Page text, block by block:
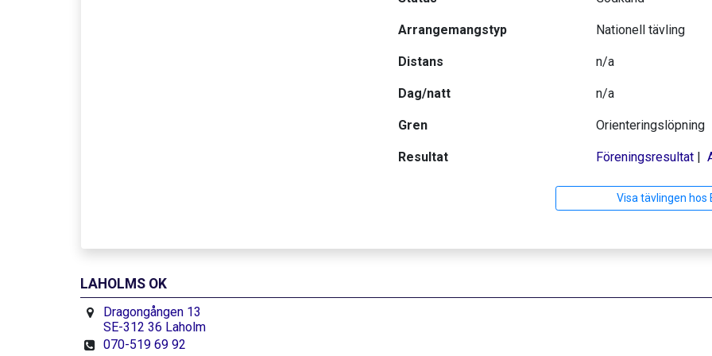
Arrangemangstyp Nationell tävling
Distans n/a
Dag/natt n/a
Gren Orienteringslöpning
Resultat Föreningsresultat|
Visa tävlingen hos
LAHOLMS OK
Dragongången 13
SE-312 36 Laholm
070-519 69 92